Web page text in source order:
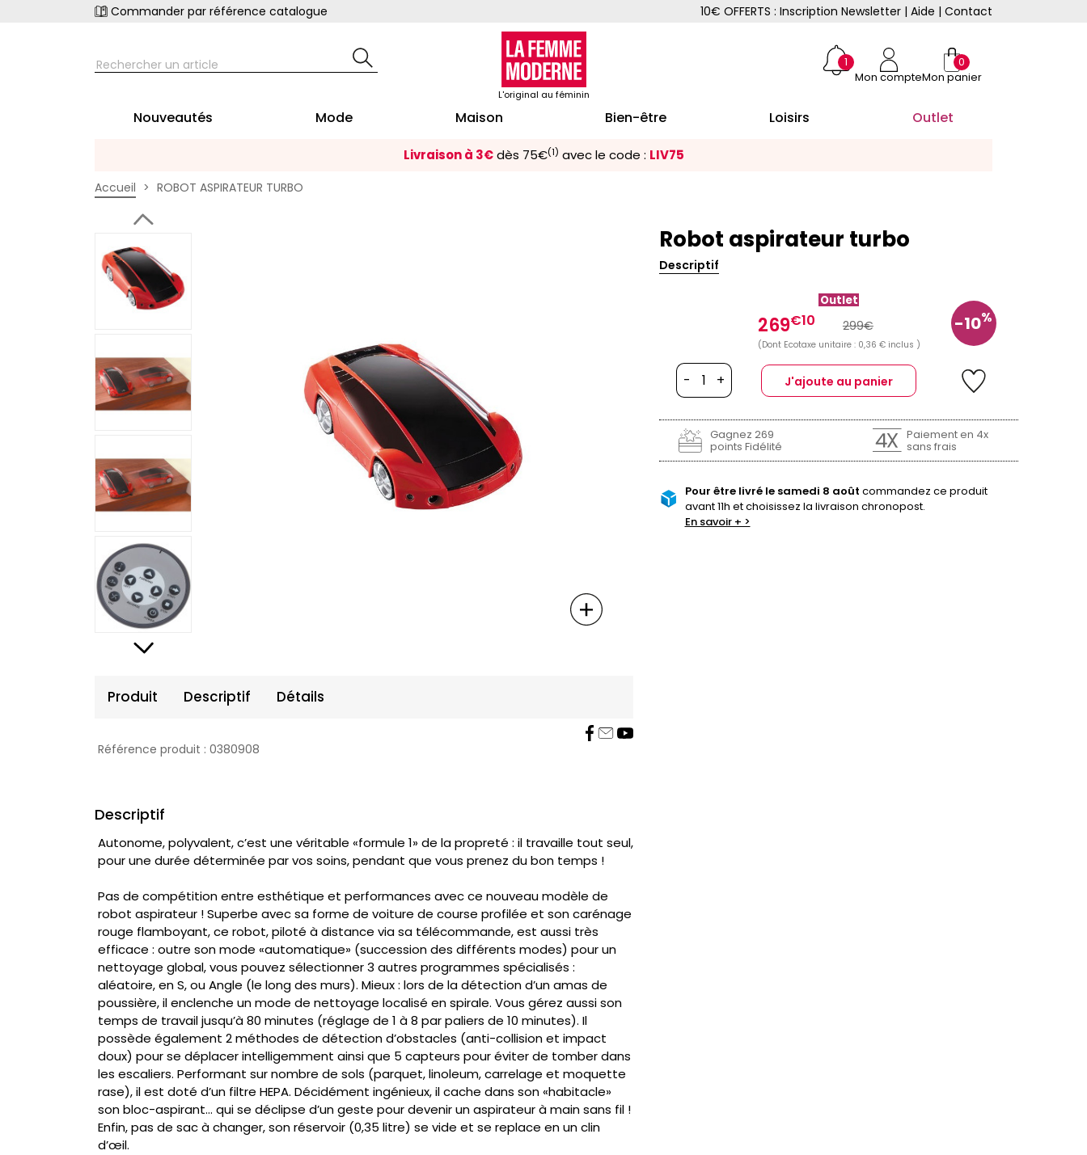
Commander par référence catalogue 10€ OFFERTS : Inscription Newsletter | Aide | Contact
L'original au féminin
1
Mon compteMon panier
0
Nouveautés Mode Maison Bien-être Loisirs Outlet
Livraison à 3€ dès 75€(1) avec le code : LIV75
Accueil ROBOT ASPIRATEUR TURBO
Robot aspirateur turbo
Descriptif
Outlet
269€10 299€
(Dont Ecotaxe unitaire : 0,36 € inclus )
-10%
- + J'ajoute au panier
Gagnez 269
points Fidélité
Paiement en 4x
sans frais
Pour être livré le samedi 8 août commandez ce produit
avant 11h et choisissez la livraison chronopost.
En savoir + >
Produit Descriptif Détails
Référence produit : 0380908
Descriptif
Autonome, polyvalent, c’est une véritable «formule 1» de la propreté : il travaille tout seul,
pour une durée déterminée par vos soins, pendant que vous prenez du bon temps !
Pas de compétition entre esthétique et performances avec ce nouveau modèle de
robot aspirateur ! Superbe avec sa forme de voiture de course profilée et son carénage
rouge flamboyant, ce robot, piloté à distance via sa télécommande, est aussi très
efficace : outre son mode «automatique» (succession des différents modes) pour un
nettoyage global, vous pouvez sélectionner 3 autres programmes spécialisés :
aléatoire, en S, ou Angle (le long des murs). Mieux : lors de la détection d’un amas de
poussière, il enclenche un mode de nettoyage localisé en spirale. Vous gérez aussi son
temps de travail jusqu’à 80 minutes (réglage de 1 à 8 par paliers de 10 minutes). Il
possède également 2 méthodes de détection d’obstacles (anti-collision et impact
doux) pour se déplacer intelligemment ainsi que 5 capteurs pour éviter de tomber dans
les escaliers. Performant sur nombre de sols (parquet, linoleum, carrelage et moquette
rase), il est doté d’un filtre HEPA. Décidément ingénieux, il cache dans son «habitacle»
son bloc-aspirant... qui se déclipse d’un geste pour devenir un aspirateur à main sans fil !
Enfin, pas de sac à changer, son réservoir (0,35 litre) se vide et se replace en un clin
d’œil.